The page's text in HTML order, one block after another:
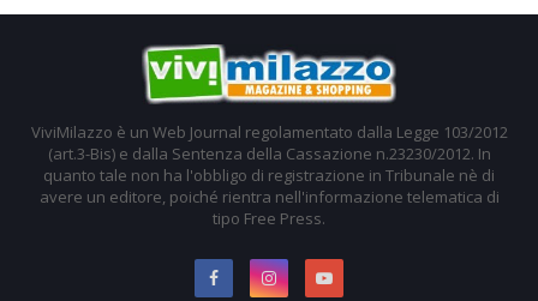
ViviMilazzo è un Web Journal regolamentato dalla Legge 103/2012
(art.3-Bis) e dalla Sentenza della Cassazione n.23230/2012. In
quanto tale non ha l'obbligo di registrazione in Tribunale nè di
avere un editore, poiché rientra nell'informazione telematica di
tipo Free Press.